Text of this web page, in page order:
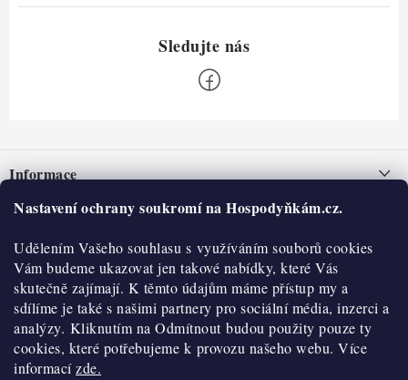
Nastavení ochrany soukromí na Hospodyňkám.cz.
Udělením Vašeho souhlasu s využíváním souborů cookies
Vám budeme ukazovat jen takové nabídky, které Vás
skutečně zajímají. K těmto údajům máme přístup my a
sdílíme je také s našimi partnery pro sociální média, inzerci a
analýzy. Kliknutím na Odmítnout budou použity pouze ty
cookies, které potřebujeme k provozu našeho webu. Více
informacízde.
pInformace
Nepřevzetí zásilky na dobírku
Obchodní podmínky
Hodnocení obchodu
Blog
Moje objednávka
O nás
Historie
Kontakty
O nákupu
Reklamace a vratky
Výdejní místa